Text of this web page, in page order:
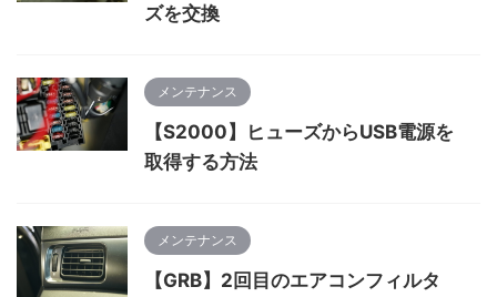
ズを交換
メンテナンス
【S2000】ヒューズからUSB電源を
取得する方法
メンテナンス
【GRB】2回目のエアコンフィルタ